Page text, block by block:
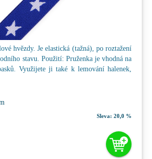
hvězdy. Je elastická (tažná), po roztažení
stavu. Použití: Pruženka je vhodná na
Využijete ji také k lemování halenek,
Sleva: 20,0 %